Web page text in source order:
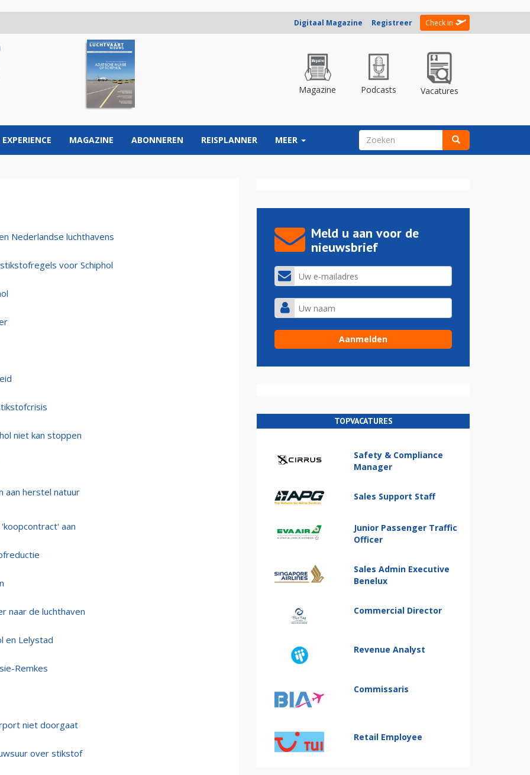
Digitaal Magazine Registreer Check in
Magazine Podcasts Vacatures
EXPERIENCE MAGAZINE ABONNEREN REISPLANNER MEER ZOEKVELD
Nederlandse luchthavens
voor Schiphol
niet kan stoppen
aan herstel natuur
aan
naar de luchthaven
en Lelystad
Remkes
niet doorgaat
over stikstof
Meld u aan voor de
nieuwsbrief
TOPVACATURES
Safety & Compliance
Manager
Sales Support Staff
Junior Passenger Traffic
Officer
Sales Admin Executive
Benelux
Commercial Director
Revenue Analyst
Commissaris
Retail Employee